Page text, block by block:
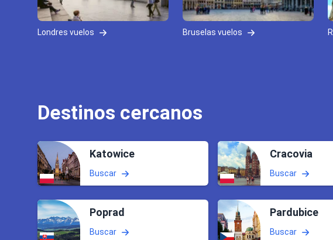
Londres vuelos Bruselas vuelos
Destinos cercanos
Katowice
Buscar
Cracovia
Buscar
Poprad
Buscar
Pardubice
Buscar